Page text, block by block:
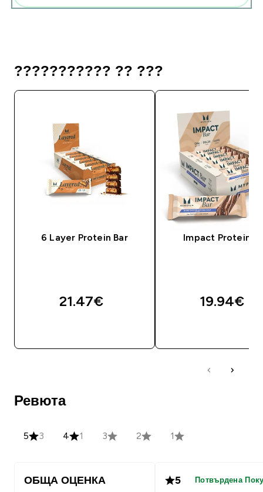
??????????? ?? ???
6 Layer Protein Bar
21.47€‎
Impact Protein
19.94€‎
Ревюта
5 3 4 1 3 2 1
ОБЩА ОЦЕНКА 5 Потвърдена